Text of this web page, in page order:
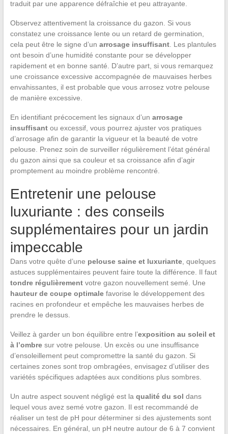
traduit par une apparence défraîchie et peu attrayante.
Observez attentivement la croissance du gazon. Si vous
constatez une croissance lente ou un retard de germination,
cela peut être le signe d’un arrosage insuffisant. Les plantules
ont besoin d’une humidité constante pour se développer
rapidement et en bonne santé. D’autre part, si vous remarquez
une croissance excessive accompagnée de mauvaises herbes
envahissantes, il est probable que vous arrosez votre pelouse
de manière excessive.
En identifiant précocement les signaux d’un arrosage
insuffisantou excessif, vous pourrez ajuster vos pratiques
d’arrosage afin de garantir la vigueur et la beauté de votre
pelouse. Prenez soin de surveiller régulièrement l’état général
du gazon ainsi que sa couleur et sa croissance afin d’agir
promptement au moindre problème rencontré.
Entretenir une pelouse
luxuriante : des conseils
supplémentaires pour un jardin
impeccable
Dans votre quête d’une pelouse saine et luxuriante, quelques
astuces supplémentaires peuvent faire toute la différence. Il faut
tondre régulièrementvotre gazon nouvellement semé. Une
hauteur de coupe optimalefavorise le développement des
racines en profondeur et empêche les mauvaises herbes de
prendre le dessus.
Veillez à garder un bon équilibre entre l’exposition au soleil et
à l’ombresur votre pelouse. Un excès ou une insuffisance
d’ensoleillement peut compromettre la santé du gazon. Si
certaines zones sont trop ombragées, envisagez d’utiliser des
variétés spécifiques adaptées aux conditions plus sombres.
Un autre aspect souvent négligé est la qualité du sol dans
lequel vous avez semé votre gazon. Il est recommandé de
réaliser un test de pH pour déterminer si des ajustements sont
nécessaires. En général, un pH neutre autour de 6 à 7 convient